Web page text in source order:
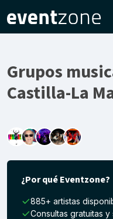
Grupos
Castilla-La
¿Por qué Eventzone?
885+ artistas
Consultas gratuitas